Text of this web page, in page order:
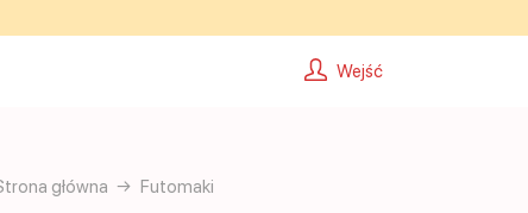
Wejść
główna Futomaki